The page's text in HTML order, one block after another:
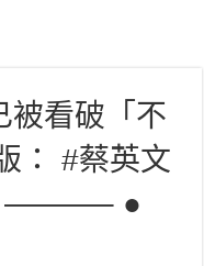
被看破「不
： #蔡英文
———– ●